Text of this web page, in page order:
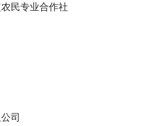
民专业合作社
司